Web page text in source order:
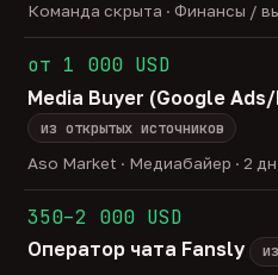
Команда скрыта · Финансы /
от 1 000 USD
Media Buyer (Google
из открытых источников
Aso Market · Медиабайер · 2
350–2 000 USD
Оператор чата Fansly